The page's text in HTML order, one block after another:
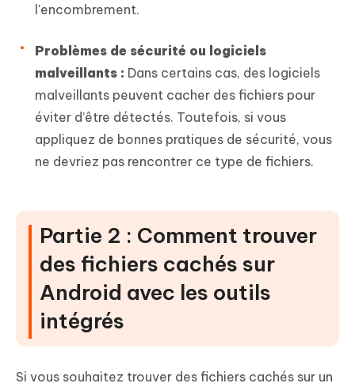
l'encombrement.
Problèmes de sécurité ou logiciels
malveillants : Dans certains cas, des logiciels
malveillants peuvent cacher des fichiers pour
éviter d’être détectés. Toutefois, si vous
appliquez de bonnes pratiques de sécurité, vous
ne devriez pas rencontrer ce type de fichiers.
Partie 2 : Comment trouver
des fichiers cachés sur
Android avec les outils
intégrés
Si vous souhaitez trouver des fichiers cachés sur un